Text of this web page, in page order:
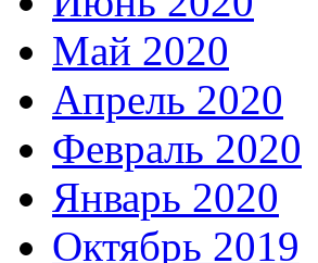
Май 2020
Апрель 2020
Февраль 2020
Январь 2020
Октябрь 2019